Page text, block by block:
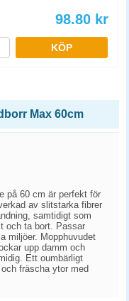
98.80 kr
KÖP
Max 60cm
på 60 cm är perfekt för
av slitstarka fibrer
samtidigt som
och ta bort. Passar
miljöer. Mopphuvudet
upp damm och
Ett oumbärligt
fräscha ytor med